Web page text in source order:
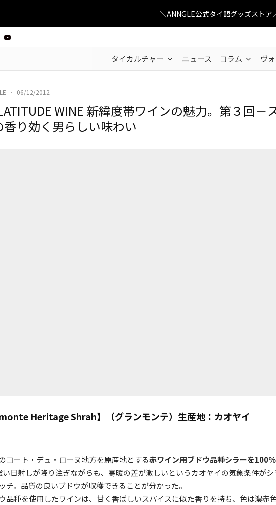
＼ANNGLE公式タイ語グッズストア
タイカルチャー ニュース コラム ヴ
· 06/12/2012
WINE 新緯度帯ワインの魅力。第３回－
香り効く男らしい味わい
Heritage Shrah】（グランモンテ）生産地：カオヤイ
コート・デュ・ローヌ地方を原産地とする赤ワイン用ブドウ品種シラーを100％
い日射しが降り注ぎながらも、寒暖の差が激しいというカオヤイの気象条件がシ
チ。品質の良いブドウが収穫できることが分かった。
品種を使用したワインは、甘く香ばしいスパイスに似た香りを持ち、色は濃赤色